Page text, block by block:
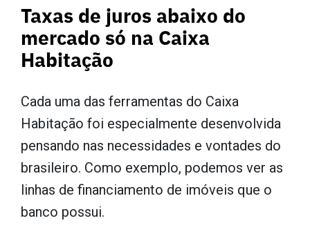
Taxas de juros abaixo do
mercado só na Caixa
Habitação
Cada uma das ferramentas do Caixa
Habitação foi especialmente desenvolvida
pensando nas necessidades e vontades do
brasileiro. Como exemplo, podemos ver as
linhas de financiamento de imóveis que o
banco possui.